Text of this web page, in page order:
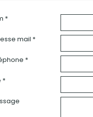
*
mail *
*
*